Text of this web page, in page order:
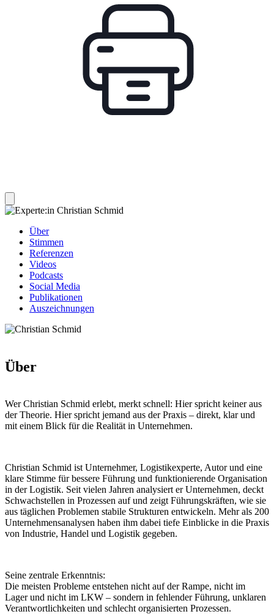
Über
Stimmen
Referenzen
Videos
Podcasts
Social Media
Publikationen
Auszeichnungen
Über
Wer Christian Schmid erlebt, merkt schnell: Hier spricht keiner aus
der Theorie. Hier spricht jemand aus der Praxis – direkt, klar und
mit einem Blick für die Realität in Unternehmen.
Christian Schmid ist Unternehmer, Logistikexperte, Autor und eine
klare Stimme für bessere Führung und funktionierende Organisation
in der Logistik. Seit vielen Jahren analysiert er Unternehmen, deckt
Schwachstellen in Prozessen auf und zeigt Führungskräften, wie sie
aus täglichen Problemen stabile Strukturen entwickeln. Mehr als 200
Unternehmensanalysen haben ihm dabei tiefe Einblicke in die Praxis
von Industrie, Handel und Logistik gegeben.
Seine zentrale Erkenntnis:
Die meisten Probleme entstehen nicht auf der Rampe, nicht im
Lager und nicht im LKW – sondern in fehlender Führung, unklaren
Verantwortlichkeiten und schlecht organisierten Prozessen.